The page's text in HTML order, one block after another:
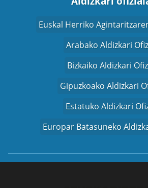
Euskal Herriko
Arabako Aldizkari
Bizkaiko Aldizkari
Gipuzkoako Aldizkari
Estatuko Aldizkari
Europar Batasuneko